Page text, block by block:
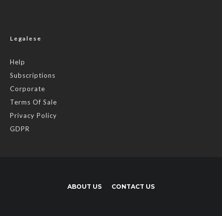
Legalese
Help
Subscriptions
Corporate
Terms Of Sale
Privacy Policy
GDPR
ABOUT US CONTACT US